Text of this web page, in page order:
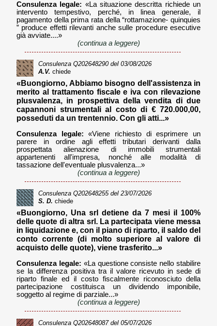
Consulenza legale: «La situazione descritta richiede un
intervento tempestivo, perché, in linea generale, il
pagamento della prima rata della “rottamazione- quinquies
” produce effetti rilevanti anche sulle procedure esecutive
già avviate....»
(continua a leggere)
Consulenza Q202648290del 03/08/2026
A.V. chiede
«Buongiorno, Abbiamo bisogno dell'assistenza in
merito al trattamento fiscale e iva con rilevazione
plusvalenza, in prospettiva della vendita di due
capannoni strumentali al costo di € 720.000,00,
posseduti da un trentennio. Con gli atti...»
Consulenza legale: «Viene richiesto di esprimere un
parere in ordine agli effetti tributari derivanti dalla
prospettata alienazione di immobili strumentali
appartenenti all'impresa, nonché alle modalità di
tassazione dell'eventuale plusvalenza...»
(continua a leggere)
Consulenza Q202648255del 23/07/2026
S. D. chiede
«Buongiorno, Una srl detiene da 7 mesi il 100%
delle quote di altra srl. La partecipata viene messa
in liquidazione e, con il piano di riparto, il saldo del
conto corrente (di molto superiore al valore di
acquisto delle quote), viene trasferito...»
Consulenza legale: «La questione consiste nello stabilire
se la differenza positiva tra il valore ricevuto in sede di
riparto finale ed il costo fiscalmente riconosciuto della
partecipazione costituisca un dividendo imponibile,
soggetto al regime di parziale...»
(continua a leggere)
Consulenza Q202648087del 05/07/2026